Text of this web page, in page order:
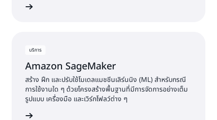
บริการ
Amazon SageMaker
สร้าง ฝึก และปรับใช้โมเดลแมชชีนเลิร์นนิง (ML) สำหรับกรณี
การใช้งานใด ๆ ด้วยโครงสร้างพื้นฐานที่มีการจัดการอย่างเต็ม
รูปแบบ เครื่องมือ และเวิร์กโฟลว์ต่าง ๆ